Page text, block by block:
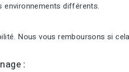
environnements différents.
Nous vous remboursons si
: